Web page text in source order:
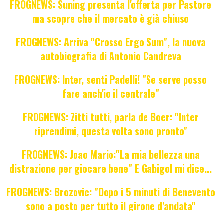
FROGNEWS: Suning presenta l'offerta per Pastore
ma scopre che il mercato è già chiuso
FROGNEWS: Arriva "Crosso Ergo Sum", la nuova
autobiografia di Antonio Candreva
FROGNEWS: Inter, senti Padelli! "Se serve posso
fare anch'io il centrale"
FROGNEWS: Zitti tutti, parla de Boer: "Inter
riprendimi, questa volta sono pronto"
FROGNEWS: Joao Mario:"La mia bellezza una
distrazione per giocare bene" E Gabigol mi dice...
FROGNEWS: Brozovic: "Dopo i 5 minuti di Benevento
sono a posto per tutto il girone d'andata"